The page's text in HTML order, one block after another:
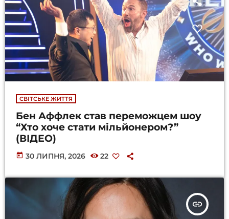
СВІТСЬКЕ ЖИТТЯ
Бен Аффлек став переможцем шоу
“Хто хоче стати мільйонером?”
(ВІДЕО)
today 30 ЛИПНЯ, 2026 22
insert_link